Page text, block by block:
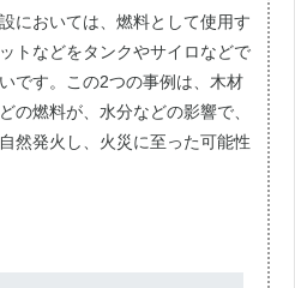
においては、燃料として使用す
トなどをタンクやサイロなどで
です。この2つの事例は、木材
の燃料が、水分などの影響で、
然発火し、火災に至った可能性